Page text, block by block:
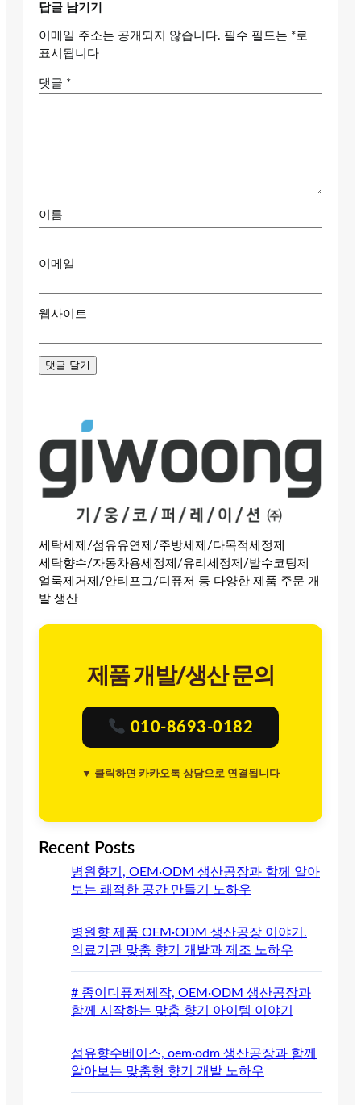
답글 남기기
이메일 주소는 공개되지 않습니다. 필수 필드는 *로
표시됩니다
댓글 *
이름
이메일
웹사이트
세탁세제/섬유유연제/주방세제/다목적세정제
세탁향수/자동차용세정제/유리세정제/발수코팅제
얼룩제거제/안티포그/디퓨저 등 다양한 제품 주문 개
발 생산
제품 개발/생산 문의
010-8693-0182
▼ 클릭하면 카카오톡 상담으로 연결됩니다
Recent Posts
병원향기, OEM·ODM 생산공장과 함께 알아
보는 쾌적한 공간 만들기 노하우
병원향 제품 OEM·ODM 생산공장 이야기.
의료기관 맞춤 향기 개발과 제조 노하우
# 종이디퓨저제작, OEM·ODM 생산공장과
함께 시작하는 맞춤 향기 아이템 이야기
섬유향수베이스, oem·odm 생산공장과 함께
알아보는 맞춤형 향기 개발 노하우